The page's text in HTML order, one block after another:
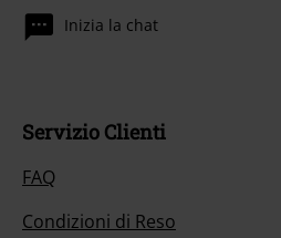
Inizia la chat
Servizio Clienti
FAQ
Condizioni di Reso